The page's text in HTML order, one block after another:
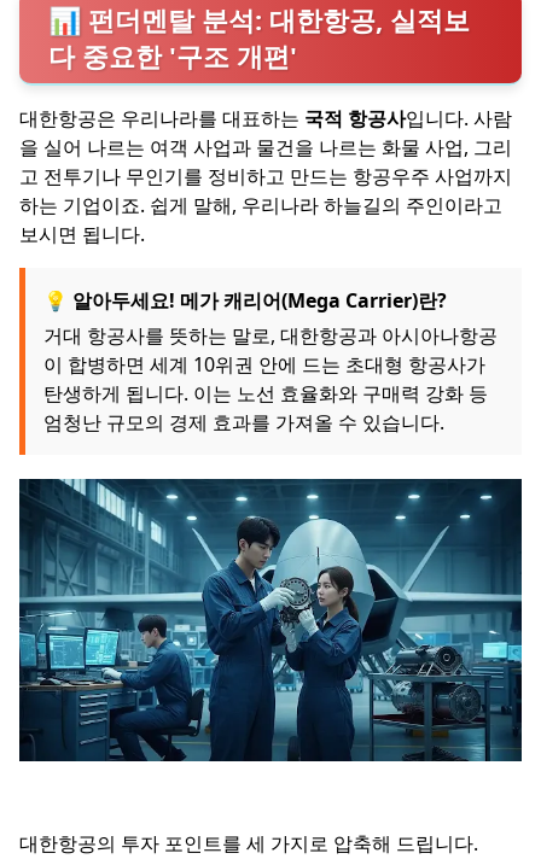
📊 펀더멘탈 분석: 대한항공, 실적보
다 중요한 '구조 개편'
대한항공은 우리나라를 대표하는 국적 항공사입니다. 사람
을 실어 나르는 여객 사업과 물건을 나르는 화물 사업, 그리
고 전투기나 무인기를 정비하고 만드는 항공우주 사업까지
하는 기업이죠. 쉽게 말해, 우리나라 하늘길의 주인이라고
보시면 됩니다.
💡 알아두세요! 메가 캐리어(Mega Carrier)란?
거대 항공사를 뜻하는 말로, 대한항공과 아시아나항공
이 합병하면 세계 10위권 안에 드는 초대형 항공사가
탄생하게 됩니다. 이는 노선 효율화와 구매력 강화 등
엄청난 규모의 경제 효과를 가져올 수 있습니다.
대한항공의 투자 포인트를 세 가지로 압축해 드립니다.